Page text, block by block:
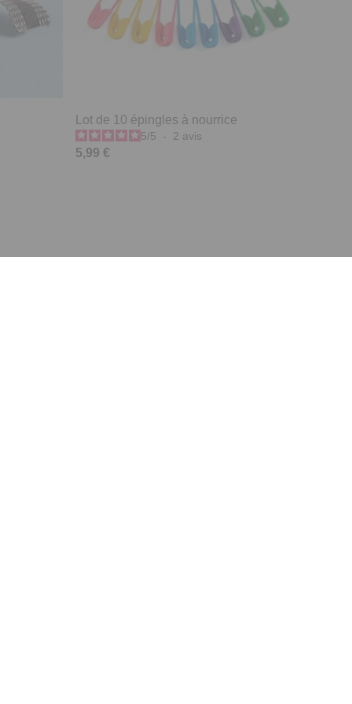
Lot de 10 épingles à nourrice
5/5 - 2 avis
5,99 €